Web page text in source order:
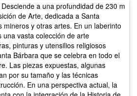
Desciende a una profundidad de 230 m
de Arte, dedicada a Santa
mineros y otras artes. En un laberinto
vasta colección de arte
pinturas y utensilios religiosos
Bárbara que se celebra en todo el
Las piezas expuestas, algunas
por su tamaño y las técnicas
En una perspectiva actual, la